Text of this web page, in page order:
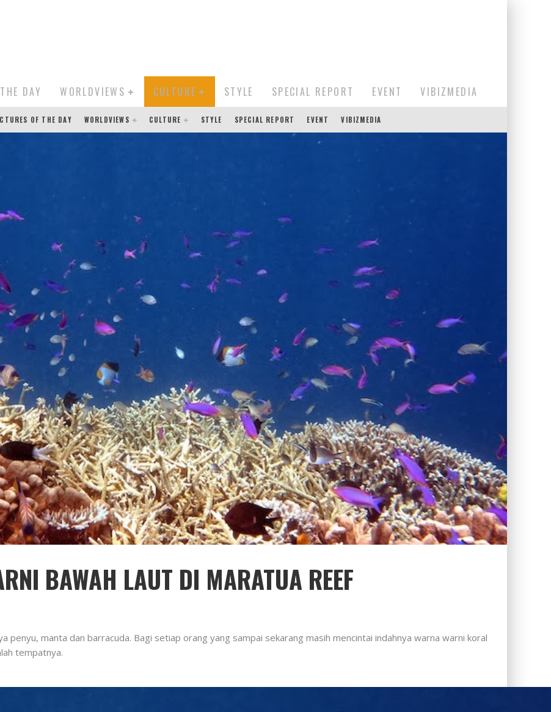
DAY WORLDVIEWS CULTURE STYLE SPECIAL REPORT EVENT VIBIZMEDIA
OF THE DAY WORLDVIEWS CULTURE STYLE SPECIAL REPORT EVENT VIBIZMEDIA
BAWAH LAUT DI MARATUA REEF
penyu, manta dan barracuda. Bagi setiap orang yang sampai sekarang masih mencintai indahnya warna warni koral
tempatnya.